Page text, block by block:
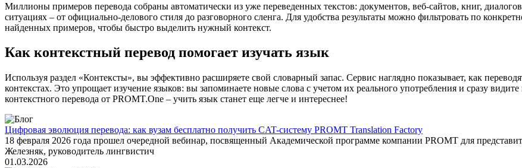
Миллионы примеров перевода собраны автоматически из уже переведенных текстов: документов, веб-сайтов, книг,
ситуациях – от официально-делового стиля до разговорного сленга. Для удобства результаты можно фильтровать по
найденных примеров, чтобы быстро выделить нужный контекст.
Как контекстный перевод помогает изучать язык
Используя раздел «Контексты», вы эффективно расширяете свой словарный запас. Сервис наглядно показывает, как
контекстах. Это упрощает изучение языков: вы запоминаете новые слова с учетом их реального употребления и сразу
контекстного перевода от PROMT.One – учить язык станет еще легче и интереснее!
Цифровая эволюция перевода: как вузам бесплатно получить CAT-систему PROMT Translation Factory
18 февраля 2026 года прошел очередной вебинар, посвященный Академической программе компании PROMT для
Железняк, руководитель лингвистич
01.03.2026